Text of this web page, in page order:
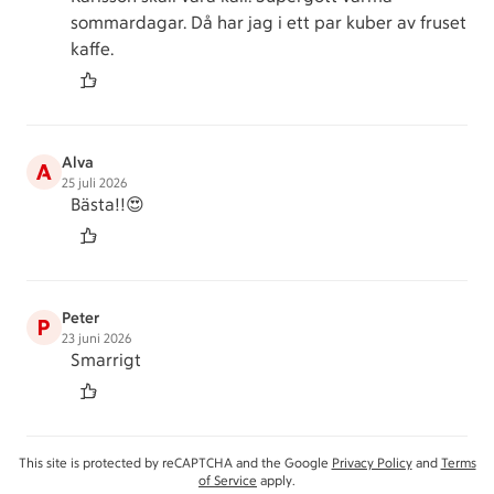
sommardagar. Då har jag i ett par kuber av fruset
kaffe.
A Alva
25 juli 2026
Bästa!!😍
P Peter
23 juni 2026
Smarrigt
This site is protected by reCAPTCHA and the Google Privacy Policyand Terms
of Service apply.